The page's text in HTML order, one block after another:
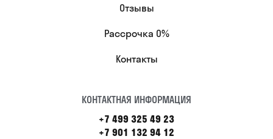
Отзывы
Рассрочка 0%
Контакты
КОНТАКТНАЯ ИНФОРМАЦИЯ
+7 499 325 49 23
+7 901 132 94 12